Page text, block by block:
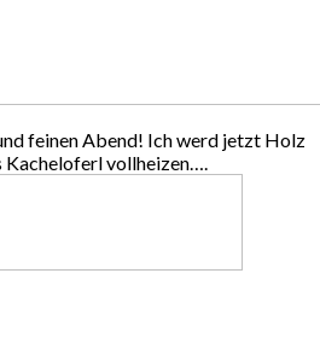
feinen Abend! Ich werd jetzt Holz
Kacheloferl vollheizen….